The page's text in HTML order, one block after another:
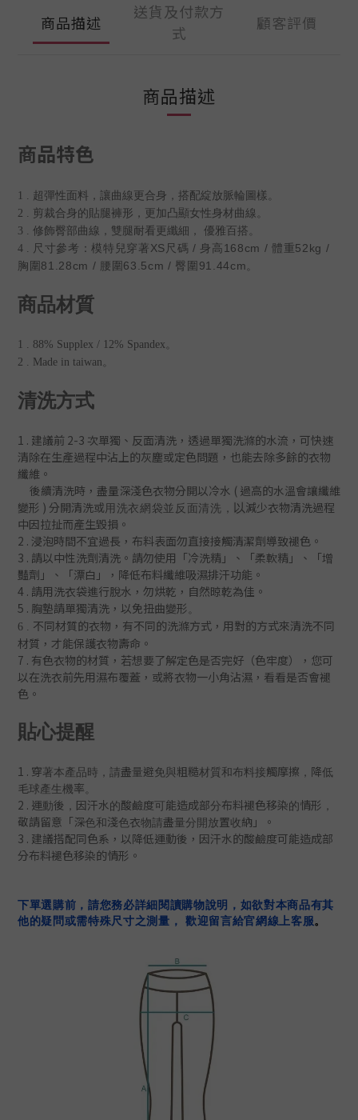
商品描述
送貨及付款方
式
顧客評價
商品描述
商品特色
1 . 超彈性面料，讓曲線更合身，搭配綻放脈輪圖樣。
2 . 剪裁合身的貼腿褲形，更加凸顯女性身材曲線。
3 . 修飾臀部曲線，雙腿耐看更纖細， 優雅百搭。
4 .
尺寸參考：模特兒穿著XS尺碼 / 身高168cm / 體重52kg /
胸圍81.28cm / 腰圍63.5cm / 臀圍91.44cm。
商品材質
1 . 88% Supplex / 12% Spandex。
2 . Made in taiwan。
清洗方式
1 . 建議前 2-3 次單獨、反面清洗 ， 透過單獨洗滌的水流，可快速
清除在生產過程中沾上的灰塵或定色問題 ， 也能去除多餘的衣物
纖維。
後續清洗時 ，盡量深淺色衣物分開以冷水 ( 過高的水溫會讓纖維
變形 ) 分開清洗或 用洗衣網袋並 反面清洗 ， 以減少衣物清洗過程
中因拉扯而產生毀損。
2 . 浸泡時間不宜過長，布料表面勿直接接觸清潔劑導致褪色。
3 . 請以中性洗劑清洗。請勿使用「冷洗精」、「柔軟精」
、「增
豔劑」
、「漂白」，降低布料纖維吸濕排汗功能 。
4 . 請用洗衣袋進行脫水，勿烘乾，自然晾乾為佳。
5 . 胸墊請單獨清洗，以免扭曲變形 。
6 . 不同材質的衣物，有不同的洗滌方式，用對的方式來清洗不同
材質，才能保護衣物壽命。
7 . 有色衣物的材質，若想要了解定色是否完好（色牢度），您可
以在洗衣前先用濕布覆蓋，或將衣物一小角沾濕，看看是否會褪
色 。
貼心提醒
1 . 穿著本產品時，請盡量避免與粗糙材質和布料接觸摩擦，降低
毛球產生機率。
2 . 運動後， 因汗水的酸鹼度可能造成部分布料褪色移染的情形，
敬請留意 「深色和淺色衣物請盡量分開放置收納 」 。
3 . 建議搭配同色系， 以降低運動後， 因汗水的酸鹼度可能造成部
分布料褪色移染的情形 。
下單選購前，請您務必詳細閱讀購物說明，如欲對本商品有其
他的疑問或需特殊尺寸之測量， 歡迎留言給官網線上客服。